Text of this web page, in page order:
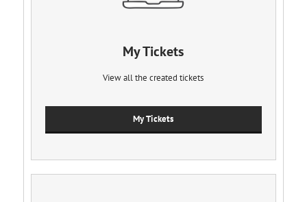
My Tickets
View all the created tickets
My Tickets